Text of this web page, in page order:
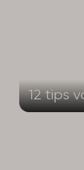
12 tips